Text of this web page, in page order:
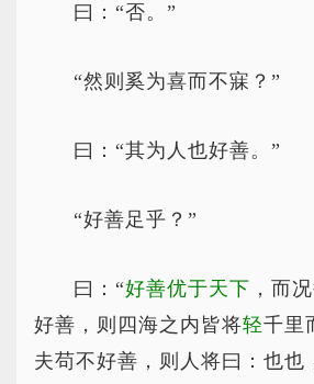
曰：“否。”
“然则奚为喜而不寐？”
曰：“其为人也好善。”
“好善足乎？”
曰：“好善优于天下 ，而
好善，则四海之内皆将轻千里
夫苟不好善，则人将曰：也也